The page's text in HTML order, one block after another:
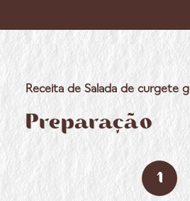
Receita de Salada de curgete
Preparação